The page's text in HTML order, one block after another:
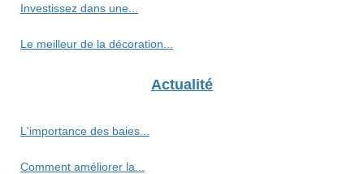
Investissez dans une...
Le meilleur de la décoration...
Actualité
L'importance des baies...
Comment améliorer la...